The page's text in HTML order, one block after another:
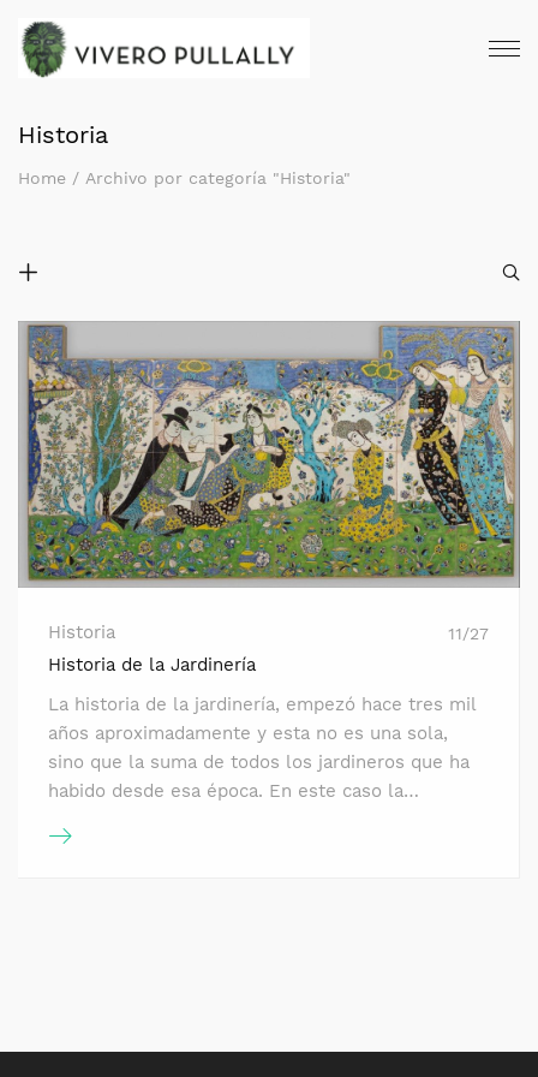
Historia
Home / Archivo por categoría "Historia"
Historia 11/27
Historia de la Jardinería
La historia de la jardinería, empezó hace tres mil
años aproximadamente y esta no es una sola,
sino que la suma de todos los jardineros que ha
habido desde esa época. En este caso la…